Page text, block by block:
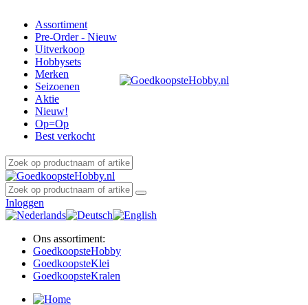
Assortiment
Pre-Order - Nieuw
Uitverkoop
Hobbysets
Merken
Seizoenen
Aktie
Nieuw!
Op=Op
Best verkocht
Inloggen
Ons assortiment:
GoedkoopsteHobby
GoedkoopsteKlei
GoedkoopsteKralen